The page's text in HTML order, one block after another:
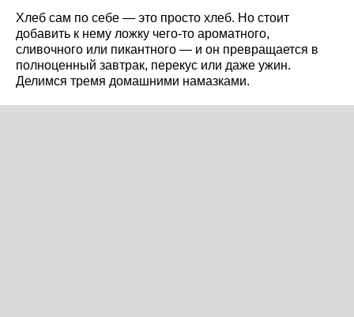
Хлеб сам по себе — это просто хлеб. Но стоит
добавить к нему ложку чего-то ароматного,
сливочного или пикантного — и он превращается в
полноценный завтрак, перекус или даже ужин.
Делимся тремя домашними намазками.